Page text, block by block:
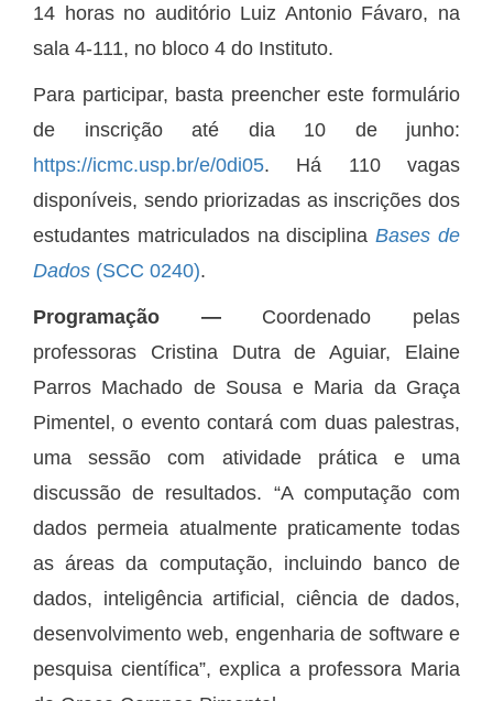
14 horas no auditório Luiz Antonio Fávaro, na
sala 4-111, no bloco 4 do Instituto.
Para participar, basta preencher este formulário
de inscrição até dia 10 de junho:
https://icmc.usp.br/e/0di05. Há 110 vagas
disponíveis, sendo priorizadas as inscrições dos
estudantes matriculados na disciplinaBases de
Dados (SCC 0240).
Programação ―Coordenado pelas
professoras Cristina Dutra de Aguiar, Elaine
Parros Machado de Sousa e Maria da Graça
Pimentel, o evento contará com duas palestras,
uma sessão com atividade prática e uma
discussão de resultados. “A computação com
dados permeia atualmente praticamente todas
as áreas da computação, incluindo banco de
dados, inteligência artificial, ciência de dados,
desenvolvimento web, engenharia de software e
pesquisa científica”, explica a professora Maria